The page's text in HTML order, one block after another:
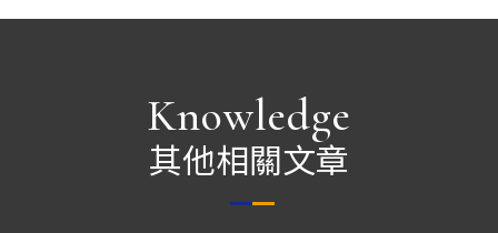
Knowledge
其他相關文章